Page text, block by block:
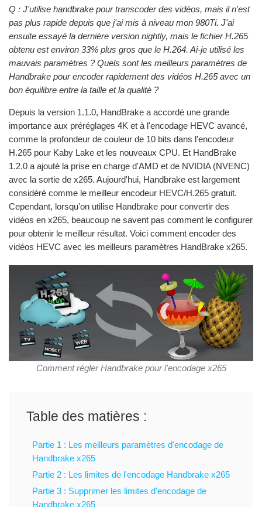
Q : J'utilise handbrake pour transcoder des vidéos, mais il n'est
pas plus rapide depuis que j'ai mis à niveau mon 980Ti. J'ai
ensuite essayé la dernière version nightly, mais le fichier H.265
obtenu est environ 33% plus gros que le H.264. Ai-je utilisé les
mauvais paramètres ? Quels sont les meilleurs paramètres de
Handbrake pour encoder rapidement des vidéos H.265 avec un
bon équilibre entre la taille et la qualité ?
Depuis la version 1.1.0, HandBrake a accordé une grande
importance aux préréglages 4K et à l'encodage HEVC avancé,
comme la profondeur de couleur de 10 bits dans l'encodeur
H.265 pour Kaby Lake et les nouveaux CPU. Et HandBrake
1.2.0 a ajouté la prise en charge d'AMD et de NVIDIA (NVENC)
avec la sortie de x265. Aujourd'hui, Handbrake est largement
considéré comme le meilleur encodeur HEVC/H.265 gratuit.
Cependant, lorsqu'on utilise Handbrake pour convertir des
vidéos en x265, beaucoup ne savent pas comment le configurer
pour obtenir le meilleur résultat. Voici comment encoder des
vidéos HEVC avec les meilleurs paramètres HandBrake x265.
Comment régler Handbrake pour l'encodage x265
Table des matières :
Partie 1 : Les meilleurs paramètres d'encodage de
Handbrake x265
Partie 2 : Les limites de l'encodage Handbrake x265
Partie 3 : Supprimer les limites d'encodage de
Handbrake x265